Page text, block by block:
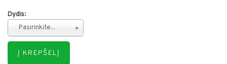
Dydis:
Pasirinkite...